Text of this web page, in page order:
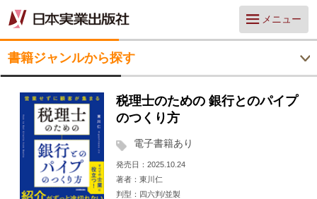
メニュー
書籍ジャンルから探す
税理士のための 銀行とのパイプ
のつくり方
電子書籍あり
発売日
2025.10.24
著者
東川仁
判型
四六判/並製